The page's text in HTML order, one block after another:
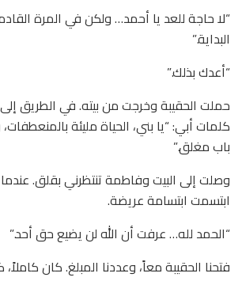
“لا حاجة للعد يا أحمد… ولكن في المرة
البداية.”
“أعدك بذلك.”
حملت الحقيبة وخرجت من بيته. في الطريق إلى
كلمات أبي: “يا بني، الحياة مليئة
باب مغلق.”
وصلت إلى البيت وفاطمة تنتظرني بقلق. عندما
ابتسمت ابتسامة عريضة.
“الحمد لله… عرفت أن الله لن يضيع حق أحد.”
فتحنا الحقيبة معاً، وعددنا المبلغ. كان